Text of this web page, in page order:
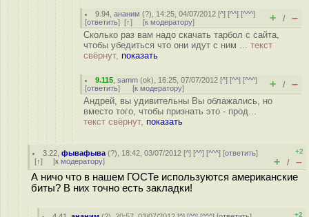
9.94 ,ананим (?), 14:25, 04/07/2012 [^] [^^] [^^^]
[ответить] [↑] [к модератору] + / –
Сколько раз вам надо скачать тарбол с сайта,
чтобы убедиться что они идут с ним ... текст
свёрнут, показать
9.115 ,samm (ok), 16:25, 07/07/2012 [^] [^^] [^^^]
[ответить] [к модератору] + / –
Андрей, вы удивительны Вы облажались, но
вместо того, чтобы признать это - прод...
текст свёрнут, показать
3.22 ,фывафыва (?), 18:42, 03/07/2012 [^] [^^] [^^^] [ответить]
[↑] [к модератору]
+2
+ / –
А ничо что в нашем ГОСТе используются американские
биты? В них точно есть закладки!
+2